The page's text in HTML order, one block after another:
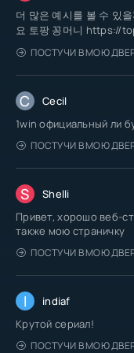
더 많은 예시를 볼 수 있
요 토팡 꽁머니 https://
ПОСТУЧИ В МОЮ
C Cecil
1win официальный ли
ПОСТУЧИ В МОЮ
S Shelli
Привет, хорошо веб-
также мою страничку
ПОСТУЧИ В МОЮ
I indiaf
Крутой сериал!
ПОСТУЧИ В МОЮ